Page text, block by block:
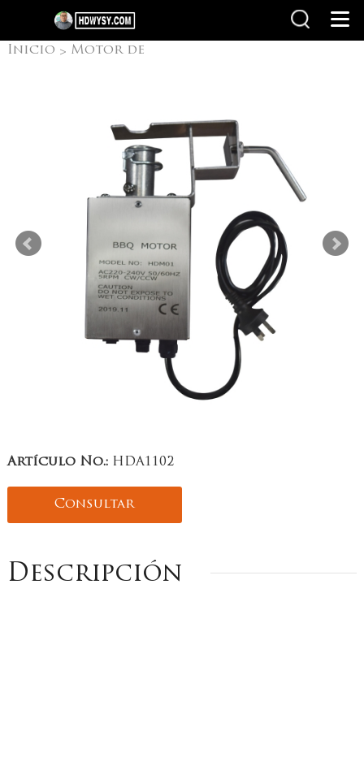
Inicio > Motor de
Artículo No.:HDA1102
Consultar
Descripción